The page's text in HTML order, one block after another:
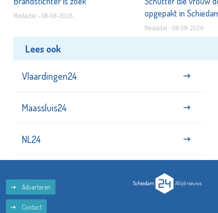
Redactie - 08-08-2026
opgepakt in
Redactie - 08-08-2026
Lees ook
Vlaardingen24
Maassluis24
NL24
Adverteren
Contact